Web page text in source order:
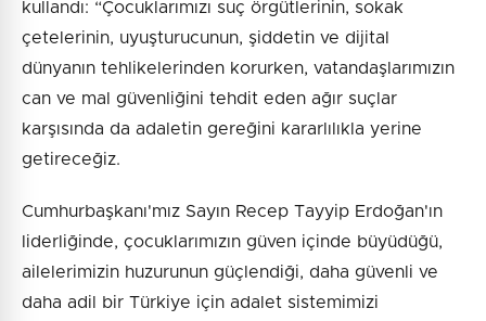
kullandı: “Çocuklarımızı suç örgütlerinin, sokak
çetelerinin, uyuşturucunun, şiddetin ve dijital
dünyanın tehlikelerinden korurken, vatandaşlarımızın
can ve mal güvenliğini tehdit eden ağır suçlar
karşısında da adaletin gereğini kararlılıkla yerine
getireceğiz.
Cumhurbaşkanı'mız Sayın Recep Tayyip Erdoğan'ın
liderliğinde, çocuklarımızın güven içinde büyüdüğü,
ailelerimizin huzurunun güçlendiği, daha güvenli ve
daha adil bir Türkiye için adalet sistemimizi